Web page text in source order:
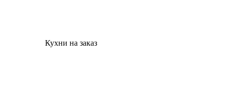
Кухни на заказ